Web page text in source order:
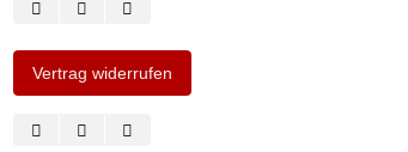
Vertrag widerrufen